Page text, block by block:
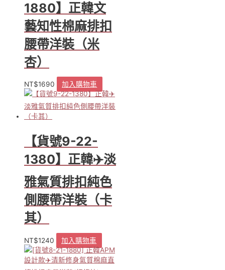
1880】正韓文
藝知性棉麻排扣
腰帶洋裝（米
杏）
NT$1690 加入購物車
【貨號9-22-
1380】正韓✈️淡
雅氣質排扣純色
側腰帶洋裝（卡
其）
NT$1240 加入購物車